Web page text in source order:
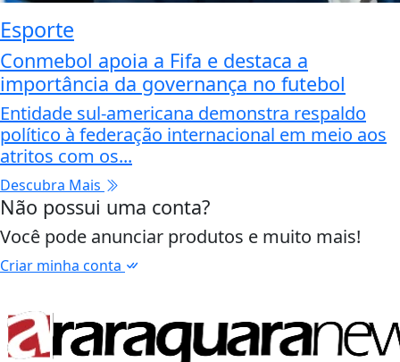
Esporte
Conmebol apoia a Fifa e destaca a
importância da governança no futebol
Entidade sul-americana demonstra respaldo
político à federação internacional em meio aos
atritos com os...
Descubra Mais
Não possui uma conta?
Você pode anunciar produtos e muito mais!
Criar minha conta